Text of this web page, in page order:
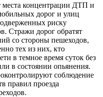
места концентрации ДТП и
дорог и улиц
риску
Стражи дорог обратят
со стороны пешеходов,
тех из них, кто
в темное время суток без
в состоянии опьянения.
соблюдение
правил проезда